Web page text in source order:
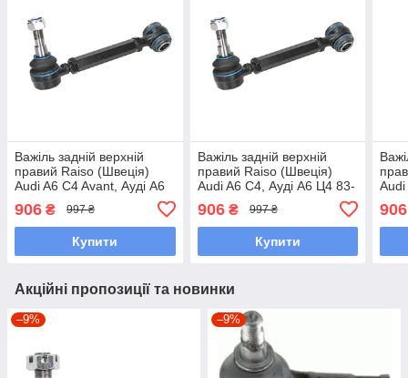
Важіль задній верхній
правий Raiso (Швеція)
Audi A6 C4 Avant, Ауді А6
443352A UAOTHWK7
906 ₴ 997 ₴
Купити
Важіль задній верхній
правий Raiso (Швеція)
Audi A6 C4, Ауді А6 Ц4 83-
UAXSPXP7
906₴ 997 ₴
Купити
Audi
906
Акційні пропозиції та новинки
–9% –9%